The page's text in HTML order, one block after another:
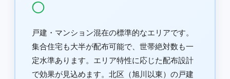
◯
戸建・マンション混在の標準的なエリアです。
集合住宅も大半が配布可能で、世帯絶対数も一
定水準あります。エリア特性に応じた配布設計
で効果が見込めます。北区（旭川以東）の戸建